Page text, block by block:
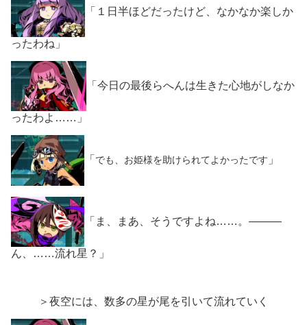
「１日半ほどだったけど、なかなか楽しか
ったわね」
「今日の最後らへんは生きた心地がしなか
ったわよ……」
「 でも、お姫様を助けられてよかったです 」
「ま、まあ、そうですよね……。―――
ん、……流れ星？」
＞夜空には、数多の星が尾を引いて流れていく